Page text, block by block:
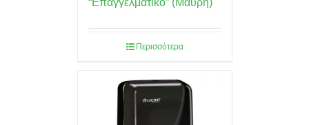
“Επαγγελματικό” (Μαύρη)
Περισσότερα